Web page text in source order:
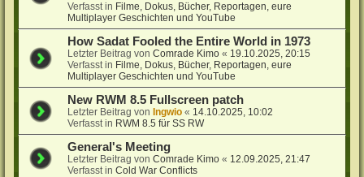
Verfasst in Filme, Dokus, Bücher, Reportagen, eure
Multiplayer Geschichten und YouTube
How Sadat Fooled the Entire World in 1973
Letzter Beitrag vonComrade Kimo « 19.10.2025, 20:15
Verfasst in Filme, Dokus, Bücher, Reportagen, eure
Multiplayer Geschichten und YouTube
New RWM 8.5 Fullscreen patch
Letzter Beitrag vonIngwio « 14.10.2025, 10:02
Verfasst in RWM 8.5 für SS RW
General's Meeting
Letzter Beitrag vonComrade Kimo « 12.09.2025, 21:47
Verfasst inCold War Conflicts